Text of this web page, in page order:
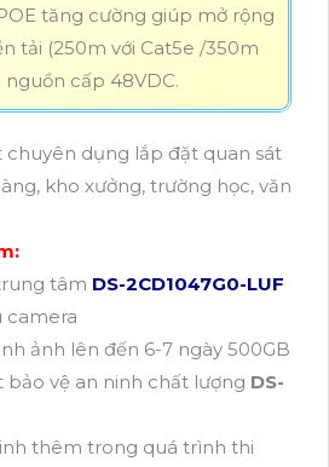
tăng cường giúp mở rộng
tải (250m với Cat5e /350m
nguồn cấp 48VDC.
chuyên dụng lắp đặt quan sát
kho xưởng, trường học, văn
tâm DS-2CD1047G0-LUF
camera
ảnh lên đến 6-7 ngày 500GB
bảo vệ an ninh chất lượng DS-
thêm trong quá trình thi